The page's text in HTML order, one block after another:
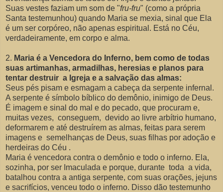
Suas vestes faziam um som de "fru-fru" (como a própria
Santa testemunhou) quando Maria se mexia, sinal que Ela
é um ser corpóreo, não apenas espiritual. Está no Céu,
verdadeiramente, em corpo e alma.
2. Maria é a Vencedora do Inferno, bem como de todas
suas artimanhas, armadilhas, heresias e planos para
tentar destruir a Igreja e a salvação das almas:
Seus pés pisam e esmagam a cabeça da serpente infernal.
A serpente é símbolo bíblico do demônio, inimigo de Deus.
É imagem e sinal do mal e do pecado, que procuram e,
muitas vezes, conseguem, devido ao livre arbítrio humano,
deformarem e até destruírem as almas, feitas para serem
imagens e semelhanças de Deus, suas filhas por adoção e
herdeiras do Céu .
Maria é vencedora contra o demônio e todo o inferno. Ela,
sozinha, por ser Imaculada e porque, durante toda a vida,
batalhou contra a antiga serpente, com suas orações, jejuns
e sacrifícios, venceu todo o inferno. Disso dão testemunho